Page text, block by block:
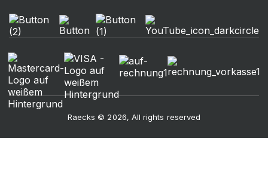
Raecks © 2026, All rights reserved